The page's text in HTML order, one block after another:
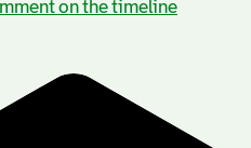
on the timeline